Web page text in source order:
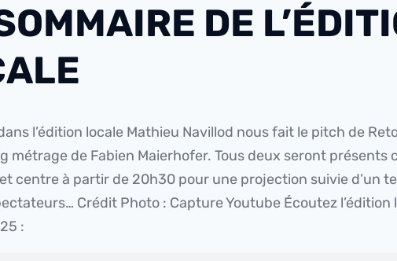
DE
l’édition locale Mathieu Navillod nous fait le pitch de
métrage de Fabien Maierhofer. Tous deux seront présents
centre à partir de 20h30 pour une projection suivie d’un
Crédit Photo : Capture Youtube Écoutez l’édition
: